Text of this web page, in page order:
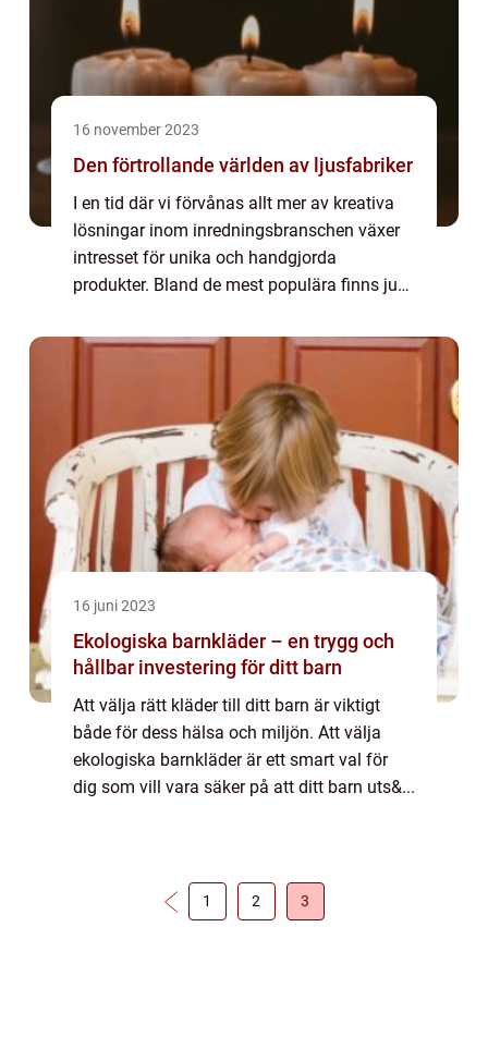
16 november 2023
Den förtrollande världen av ljusfabriker
I en tid där vi förvånas allt mer av kreativa
lösningar inom inredningsbranschen växer
intresset för unika och handgjorda
produkter. Bland de mest populära finns just
16 juni 2023
Ekologiska barnkläder – en trygg och
hållbar investering för ditt barn
Att välja rätt kläder till ditt barn är viktigt
både för dess hälsa och miljön. Att välja
ekologiska barnkläder är ett smart val för
dig som vill vara säker på att ditt barn uts&...
1 2 3